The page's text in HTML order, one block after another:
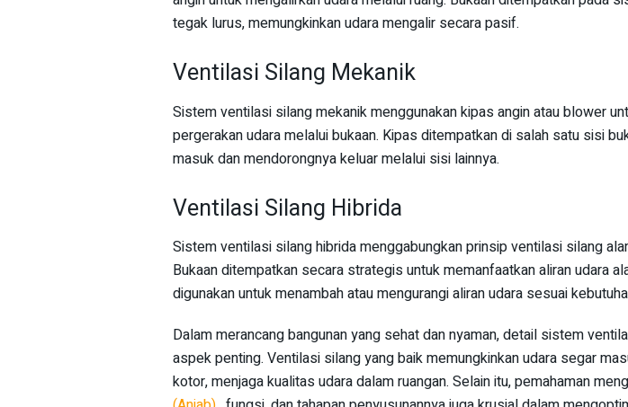
tegak lurus, memungkinkan udara mengalir secara pasif.
Ventilasi Silang Mekanik
Sistem ventilasi silang mekanik menggunakan kipas angin atau blower
pergerakan udara melalui bukaan. Kipas ditempatkan di salah satu sisi
masuk dan mendorongnya keluar melalui sisi lainnya.
Ventilasi Silang Hibrida
Sistem ventilasi silang hibrida menggabungkan prinsip ventilasi silang
Bukaan ditempatkan secara strategis untuk memanfaatkan aliran udara
digunakan untuk menambah atau mengurangi aliran udara sesuai
Dalam merancang bangunan yang sehat dan nyaman, detail sistem
aspek penting. Ventilasi silang yang baik memungkinkan udara segar
kotor, menjaga kualitas udara dalam ruangan. Selain itu, pemahaman